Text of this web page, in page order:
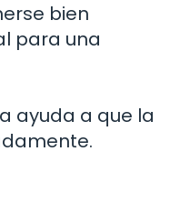
bien
para una
ayuda a que la